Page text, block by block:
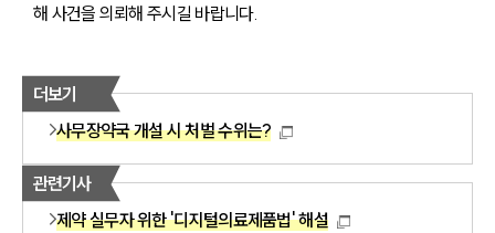
해 사건을 의뢰해 주시길 바랍니다.
더보기
사무장약국 개설 시 처벌 수위는?
관련기사
제약 실무자 위한 '디지털의료제품법' 해설